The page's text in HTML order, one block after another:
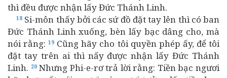
thì đều được nhận lấy Đức Thánh Linh.
18 Si-môn thấy bởi các sứ đồ đặt tay lên thì có ban
Đức Thánh Linh xuống, bèn lấy bạc dâng cho, mà
nói rằng:19 Cũng hãy cho tôi quyền phép ấy, để tôi
đặt tay trên ai thì nấy được nhận lấy Đức Thánh
Linh. 20Nhưng Phi-e-rơ trả lời rằng: Tiền bạc ngươi